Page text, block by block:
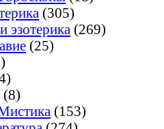
(305)
эзотерика (269)
(25)
(8)
(153)